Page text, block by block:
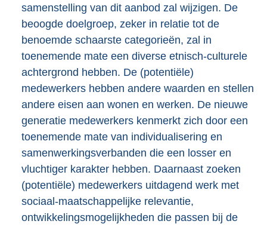
samenstelling van dit aanbod zal wijzigen. De
beoogde doelgroep, zeker in relatie tot de
benoemde schaarste categorieën, zal in
toenemende mate een diverse etnisch-culturele
achtergrond hebben. De (potentiële)
medewerkers hebben andere waarden en stellen
andere eisen aan wonen en werken. De nieuwe
generatie medewerkers kenmerkt zich door een
toenemende mate van individualisering en
samenwerkingsverbanden die een losser en
vluchtiger karakter hebben. Daarnaast zoeken
(potentiële) medewerkers uitdagend werk met
sociaal-maatschappelijke relevantie,
ontwikkelingsmogelijkheden die passen bij de